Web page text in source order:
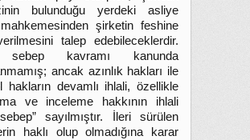
bulunduğu yerdeki asliye
şirketin feshine
talep edebileceklerdir.
sebep kavramı kanunda
ancak azınlık hakları ile
hakların devamlı ihlali, özellikle
ve inceleme hakkının ihlali
sayılmıştır. İleri sürülen
haklı olup olmadığına karar